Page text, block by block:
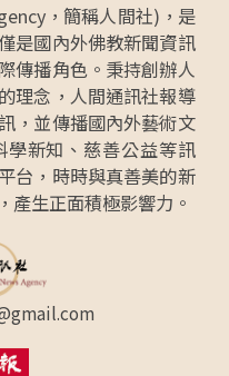
，簡稱人間社)，是
是國內外佛教新聞資訊
傳播角色。秉持創辦人
理念，人間通訊社報導
，並傳播國內外藝術文
新知、慈善公益等訊
台，時時與真善美的新
產生正面積極影響力。